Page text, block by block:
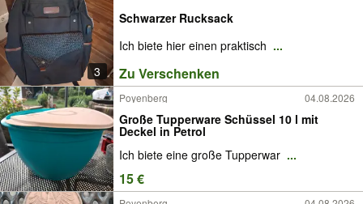
3
Schwarzer Rucksack
Ich biete hier einen praktisch ...
Zu Verschenken
Poyenberg 04.08.2026
Große Tupperware Schüssel 10 l mit
Deckel in Petrol
Ich biete eine große Tupperwar ...
15 €